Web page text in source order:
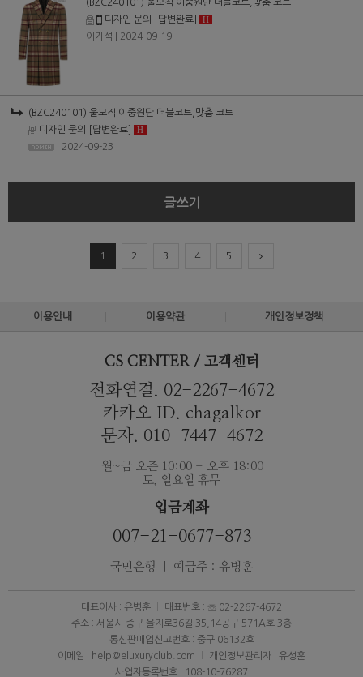
(BZC240101) 울모직 이중원단 더블코트,맞춤 코트
디자인 문의
[답변완료]
H
이기석
| 2024-09-19
(BZC240101) 울모직 이중원단 더블코트,맞춤 코트
디자인 문의
[답변완료]
H
| 2024-09-23
글쓰기
1 2 3 4 5
이용안내 이용약관 개인정보정책
CS CENTER / 고객센터
전화연결. 02-2267-4672
카카오 ID. chagalkor
문자. 010-7447-4672
월~금 오즌 10:00 - 오후 18:00
토, 일요일 휴무
입금계좌
007-21-0677-873
국민은행 ｜ 예금주 : 유병훈
대표이사 : 유병훈
대표번호 : ☏ 02-2267-4672
주소 : 서울시 중구 을지로36길 35,14공구 571A호 3층
통신판매업신고번호 : 중구 06132호
이메일 : help@eluxuryclub.com
개인정보관리자 : 유성훈
사업자등록번호 : 108-10-76287